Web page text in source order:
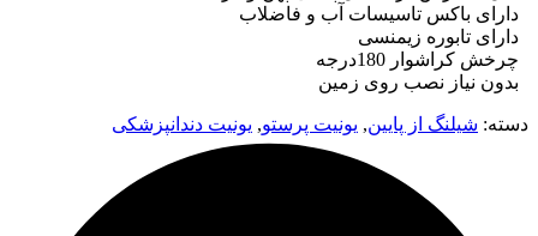
دارای باکس تاسیسات آب و فاضلاب
دارای تابوره زیمنسی
چرخش کراشوار 180درجه
بدون نیاز نصب روی زمین
دسته: شیلنگ از پایین, یونیت پرستو, یونیت دندانپزشکی